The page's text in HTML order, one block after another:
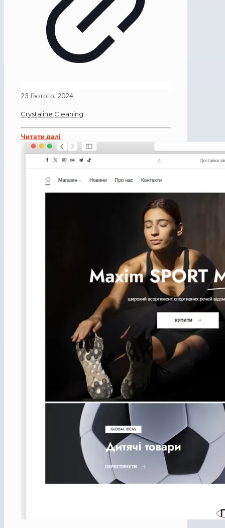
23 Лютого, 2024
Crystaline Cleaning
Читати далі